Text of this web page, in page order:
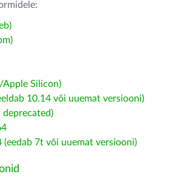
Apple Silicon)
10.14 või uuemat versiooni)
7t või uuemat versiooni)